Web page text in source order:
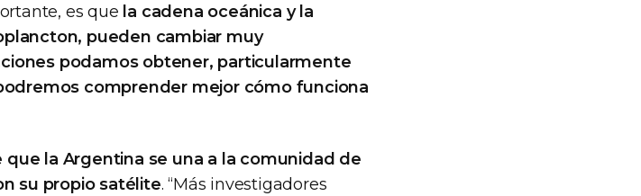
es que la cadena oceánica y la
pueden cambiar muy
podamos obtener, particularmente
comprender mejor cómo funciona
la Argentina se una a la comunidad de
su propio satélite. “Más investigadores